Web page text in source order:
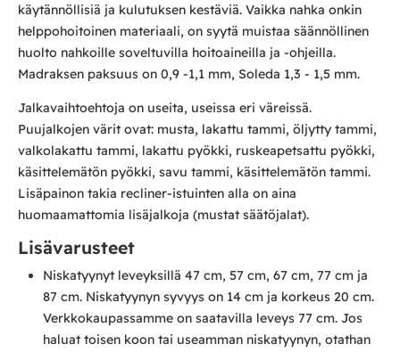
käytännöllisiä ja kulutuksen kestäviä. Vaikka nahka onkin
helppohoitoinen materiaali, on syytä muistaa säännöllinen
huolto nahkoille soveltuvilla hoitoaineilla ja -ohjeilla.
Madraksen paksuus on 0,9 -1,1 mm, Soleda 1,3 - 1,5 mm.
Jalkavaihtoehtoja on useita, useissa eri väreissä.
Puujalkojen värit ovat: musta, lakattu tammi, öljytty tammi,
valkolakattu tammi, lakattu pyökki, ruskeapetsattu pyökki,
käsittelemätön pyökki, savu tammi, käsittelemätön tammi.
Lisäpainon takia recliner-istuinten alla on aina
huomaamattomia lisäjalkoja (mustat säätöjalat).
Lisävarusteet
Niskatyynyt leveyksillä 47 cm, 57 cm, 67 cm, 77 cm ja
87 cm. Niskatyynyn syvyys on 14 cm ja korkeus 20 cm.
Verkkokaupassamme on saatavilla leveys 77 cm. Jos
haluat toisen koon tai useamman niskatyynyn, otathan